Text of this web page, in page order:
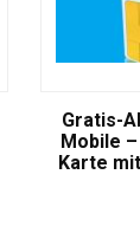
Gratis-
Mobile
Karte